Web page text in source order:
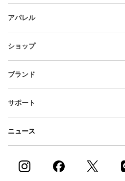
アパレル
ショップ
ブランド
サポート
ニュース